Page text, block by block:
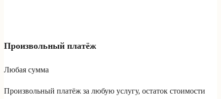
Произвольный платёж
Любая сумма
Произвольный платёж за любую услугу, остаток стоимости